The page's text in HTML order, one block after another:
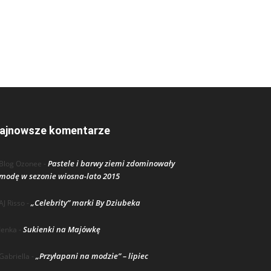
komentarze
Blog Ozonee - Pastele i barwy ziemi zdominowały
w sezonie wiosna-lato 2015
Risso - „Celebrity” marki By Dziubeka
lenka - Sukienki na Majówkę
Gabriella - „Przyłapani na modzie” – lipiec